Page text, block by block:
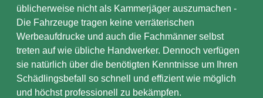
üblicherweise nicht als Kammerjäger auszumachen -
Die Fahrzeuge tragen keine verräterischen
Werbeaufdrucke und auch die Fachmänner selbst
treten auf wie übliche Handwerker. Dennoch verfügen
sie natürlich über die benötigten Kenntnisse um Ihren
Schädlingsbefall so schnell und effizient wie möglich
und höchst professionell zu bekämpfen.